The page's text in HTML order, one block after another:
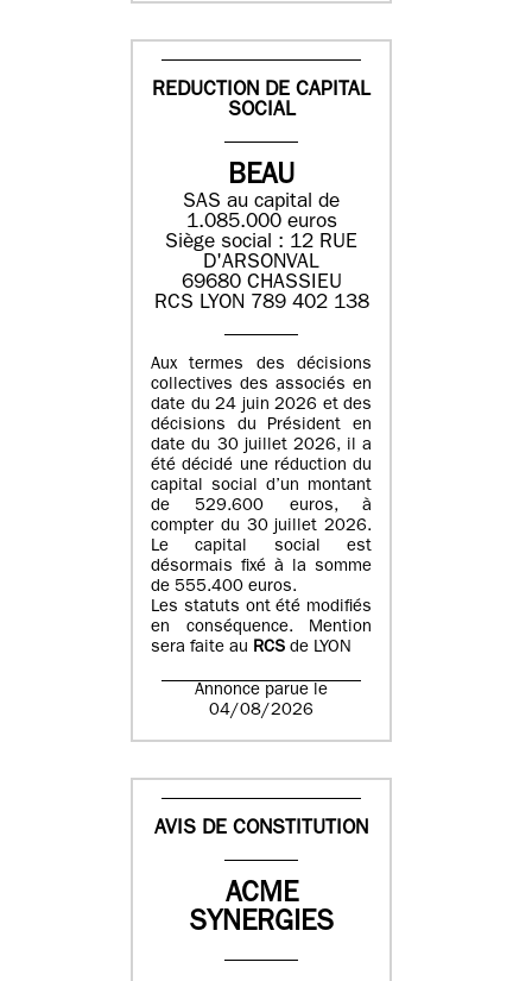
REDUCTION DE CAPITAL
SOCIAL
BEAU
SAS au capital de
1.085.000 euros
Siège social : 12 RUE
D'ARSONVAL
69680 CHASSIEU
RCS LYON 789 402 138
Aux termes des décisions
collectives des associés en
date du 24 juin 2026 et des
décisions du Président en
date du 30 juillet 2026, il a
été décidé une réduction du
capital social d’un montant
de 529.600 euros, à
compter du 30 juillet 2026.
Le capital social est
désormais fixé à la somme
de 555.400 euros.
Les statuts ont été modifiés
en conséquence. Mention
sera faite au RCS de LYON
Annonce parue le
04/08/2026
AVIS DE CONSTITUTION
ACME
SYNERGIES